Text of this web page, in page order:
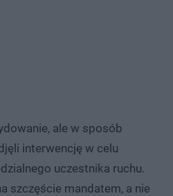
ale w sposób
interwencję w celu
uczestnika ruchu.
szczęście mandatem, a nie